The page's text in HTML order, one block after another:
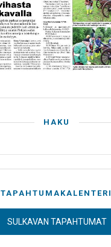
HAKU
TAPAHTUMAKALENTERI
SULKAVAN TAPAHTUMAT